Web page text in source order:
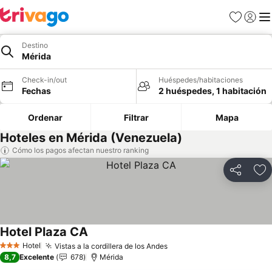
Favoritos
Iniciar
Destino
Mérida
Check-in/out
Fechas
Huéspedes/habitaciones
2 huéspedes, 1 habitación
Ordenar Filtrar Mapa
Hoteles en Mérida (Venezuela)
Cómo los pagos afectan nuestro ranking
Compartir
3 Estrellas
Hotel Vistas a la cordillera de los Andes
Hotel Plaza CA
8,7 Excelente 678 Mérida